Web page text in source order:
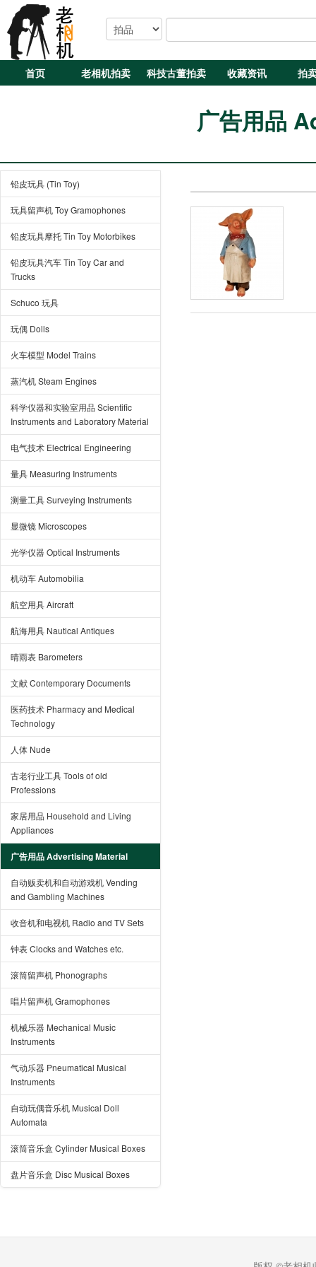
首页 老相机拍卖 科技古董拍卖 收藏资讯 拍
广告用品
铅皮玩具 (Tin Toy)
玩具留声机 Toy Gramophones
铅皮玩具摩托 Tin Toy Motorbikes
铅皮玩具汽车 Tin Toy Car and
Trucks
Schuco 玩具
玩偶 Dolls
火车模型 Model Trains
蒸汽机 Steam Engines
科学仪器和实验室用品 Scientific
Instruments and Laboratory Material
电气技术 Electrical Engineering
量具 Measuring Instruments
测量工具 Surveying Instruments
显微镜 Microscopes
光学仪器 Optical Instruments
机动车 Automobilia
航空用具 Aircraft
航海用具 Nautical Antiques
晴雨表 Barometers
文献 Contemporary Documents
医药技术 Pharmacy and Medical
Technology
人体 Nude
古老行业工具 Tools of old
Professions
家居用品 Household and Living
Appliances
广告用品 Advertising Material
自动贩卖机和自动游戏机 Vending
and Gambling Machines
收音机和电视机 Radio and TV Sets
钟表 Clocks and Watches etc.
滚筒留声机 Phonographs
唱片留声机 Gramophones
机械乐器 Mechanical Music
Instruments
气动乐器 Pneumatical Musical
Instruments
自动玩偶音乐机 Musical Doll
Automata
滚筒音乐盒 Cylinder Musical Boxes
盘片音乐盒 Disc Musical Boxes